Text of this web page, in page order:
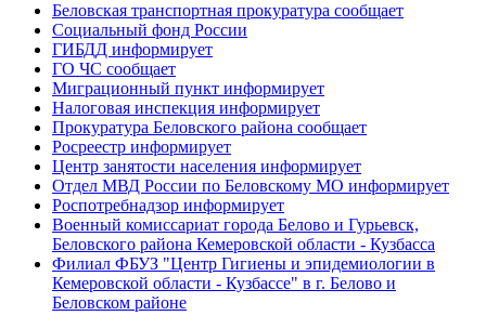
Беловская транспортная прокуратура сообщает
Социальный фонд России
ГИБДД информирует
ГО ЧС сообщает
Миграционный пункт информирует
Налоговая инспекция информирует
Прокуратура Беловского района сообщает
Росреестр информирует
Центр занятости населения информирует
Отдел МВД России по Беловскому МО информирует
Роспотребнадзор информирует
Военный комиссариат города Белово и Гурьевск,
Беловского района Кемеровской области - Кузбасса
Филиал ФБУЗ "Центр Гигиены и эпидемиологии в
Кемеровской области - Кузбассе" в г. Белово и
Беловском районе